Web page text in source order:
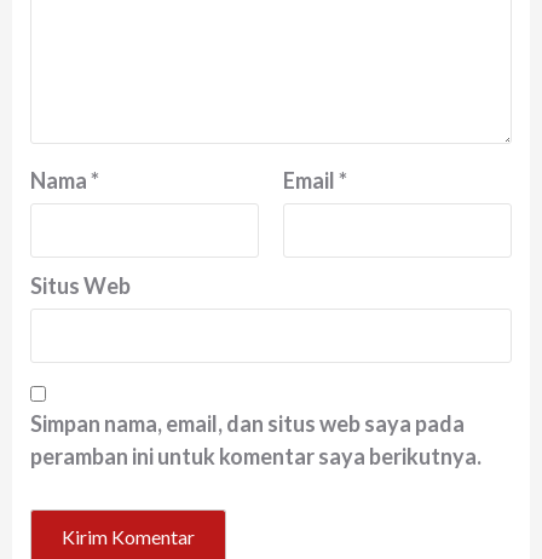
Nama* Email*
Situs Web
Simpan nama, email, dan situs web saya pada
peramban ini untuk komentar saya berikutnya.